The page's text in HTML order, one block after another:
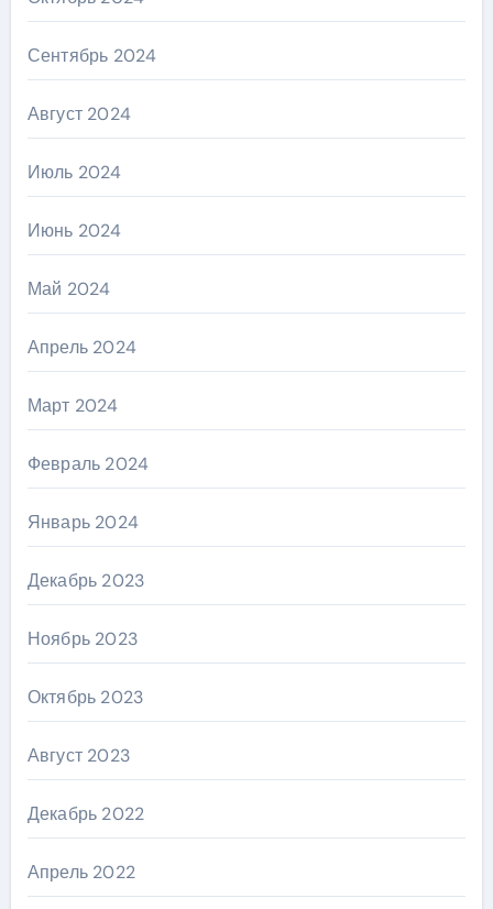
Сентябрь 2024
Август 2024
Июль 2024
Июнь 2024
Май 2024
Апрель 2024
Март 2024
Февраль 2024
Январь 2024
Декабрь 2023
Ноябрь 2023
Октябрь 2023
Август 2023
Декабрь 2022
Апрель 2022